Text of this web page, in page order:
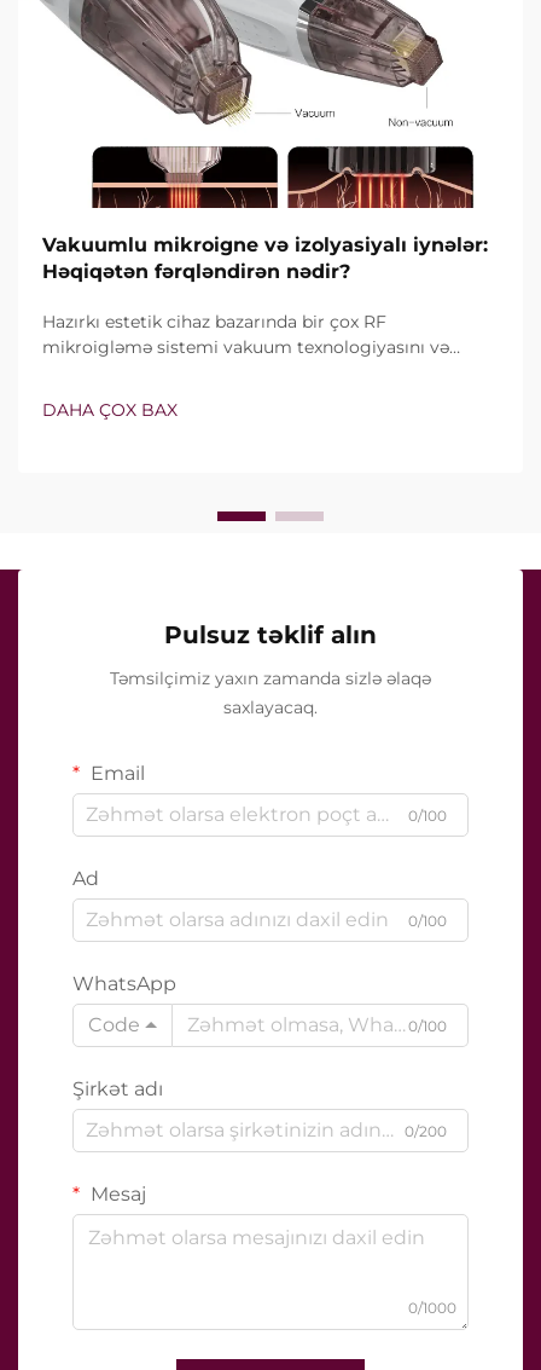
Vakuumlu mikroigne və izolyasiyalı iynələr:
Həqiqətən fərqləndirən nədir?
Hazırkı estetik cihaz bazarında bir çox RF
mikroigləmə sistemi vakuum texnologiyasını və
deyil, onların klinik müalicə zamanı necə dəqiq işlədiyi
DAHA ÇOX BAX
Pulsuz təklif alın
Təmsilçimiz yaxın zamanda sizlə əlaqə
saxlayacaq.
Email
0/100
Ad
0/100
WhatsApp
Code
0/100
Şirkət adı
0/200
Mesaj
0/1000